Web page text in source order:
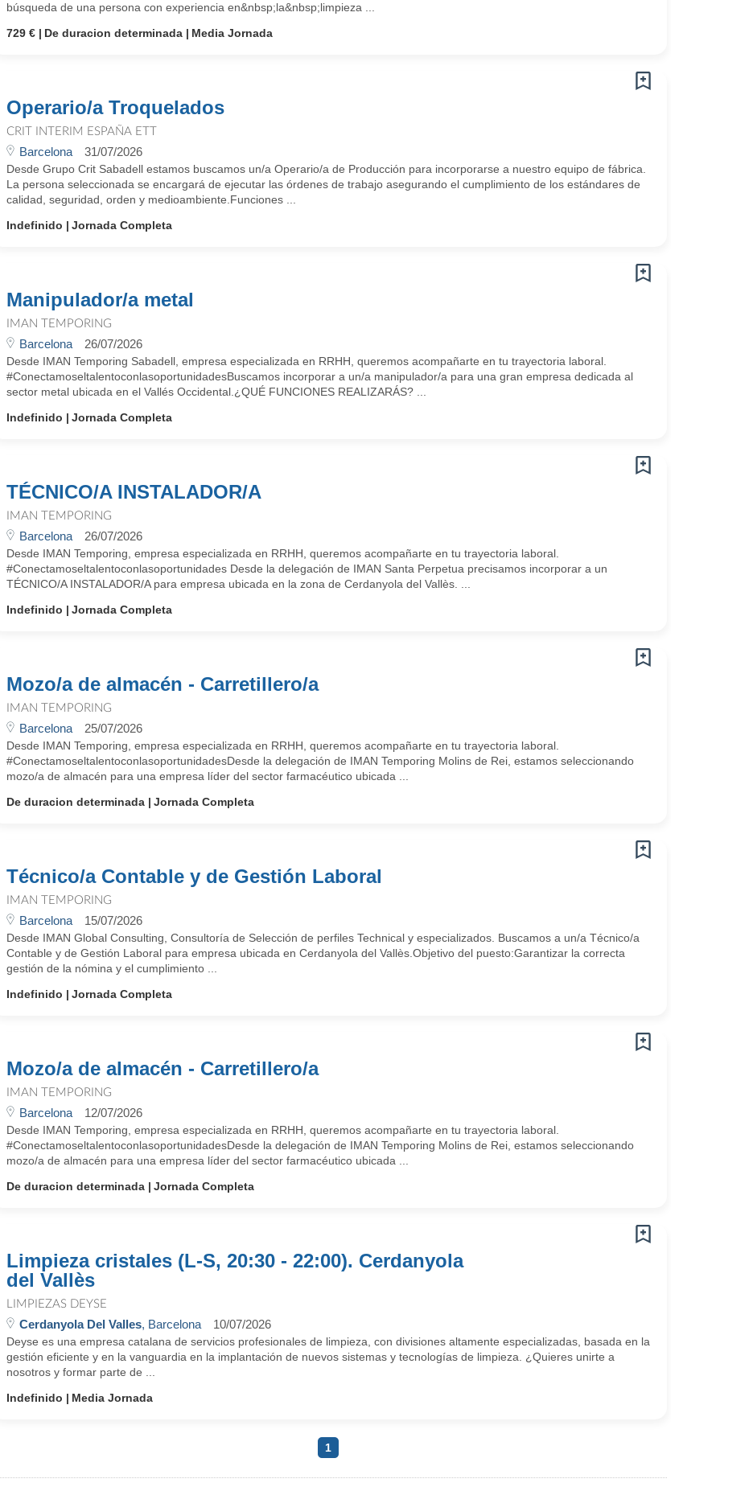
búsqueda de una persona con experiencia en&nbsp;la&nbsp;limpieza ...
729 €
De duracion determinada Media Jornada
Operario/a Troquelados
CRIT INTERIM ESPAÑA ETT
Barcelona 31/07/2026
Desde Grupo Crit Sabadell estamos buscamos un/a Operario/a de Producción para incorporarse a nuestro equipo de fábrica.
La persona seleccionada se encargará de ejecutar las órdenes de trabajo asegurando el cumplimiento de los estándares de
calidad, seguridad, orden y medioambiente.Funciones ...
Indefinido
Jornada Completa
Manipulador/a metal
IMAN TEMPORING
Barcelona 26/07/2026
Desde IMAN Temporing Sabadell, empresa especializada en RRHH, queremos acompañarte en tu trayectoria laboral.
#ConectamoseltalentoconlasoportunidadesBuscamos incorporar a un/a manipulador/a para una gran empresa dedicada al
sector metal ubicada en el Vallés Occidental.¿QUÉ FUNCIONES REALIZARÁS? ...
Indefinido
Jornada Completa
TÉCNICO/A INSTALADOR/A
IMAN TEMPORING
Barcelona 26/07/2026
Desde IMAN Temporing, empresa especializada en RRHH, queremos acompañarte en tu trayectoria laboral.
#Conectamoseltalentoconlasoportunidades Desde la delegación de IMAN Santa Perpetua precisamos incorporar a un
TÉCNICO/A INSTALADOR/A para empresa ubicada en la zona de Cerdanyola del Vallès. ...
Indefinido
Jornada Completa
Mozo/a de almacén - Carretillero/a
IMAN TEMPORING
Barcelona 25/07/2026
Desde IMAN Temporing, empresa especializada en RRHH, queremos acompañarte en tu trayectoria laboral.
#ConectamoseltalentoconlasoportunidadesDesde la delegación de IMAN Temporing Molins de Rei, estamos seleccionando
mozo/a de almacén para una empresa líder del sector farmacéutico ubicada ...
De duracion determinada
Jornada Completa
Técnico/a Contable y de Gestión Laboral
IMAN TEMPORING
Barcelona 15/07/2026
Desde IMAN Global Consulting, Consultoría de Selección de perfiles Technical y especializados. Buscamos a un/a Técnico/a
Contable y de Gestión Laboral para empresa ubicada en Cerdanyola del Vallès.Objetivo del puesto:Garantizar la correcta
gestión de la nómina y el cumplimiento ...
Indefinido
Jornada Completa
Mozo/a de almacén - Carretillero/a
IMAN TEMPORING
Barcelona 12/07/2026
Desde IMAN Temporing, empresa especializada en RRHH, queremos acompañarte en tu trayectoria laboral.
#ConectamoseltalentoconlasoportunidadesDesde la delegación de IMAN Temporing Molins de Rei, estamos seleccionando
mozo/a de almacén para una empresa líder del sector farmacéutico ubicada ...
De duracion determinada
Jornada Completa
Limpieza cristales (L-S, 20:30 - 22:00). Cerdanyola
del Vallès
LIMPIEZAS DEYSE
Cerdanyola Del Valles, Barcelona 10/07/2026
Deyse es una empresa catalana de servicios profesionales de limpieza, con divisiones altamente especializadas, basada en la
gestión eficiente y en la vanguardia en la implantación de nuevos sistemas y tecnologías de limpieza. ¿Quieres unirte a
nosotros y formar parte de ...
Indefinido
Media Jornada
1